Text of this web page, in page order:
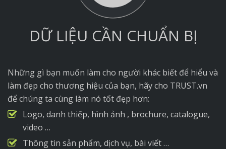
DỮ LIỆU CẦN CHUẨN BỊ
Những gì bạn muốn làm cho người khác biết để hiểu và
làm đẹp cho thương hiệu của bạn, hãy cho TRUST.vn
để chúng ta cùng làm nó tốt đẹp hơn:
Logo, danh thiếp, hình ảnh , brochure, catalogue,
video …
Thông tin sản phẩm, dịch vụ, bài viết …